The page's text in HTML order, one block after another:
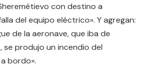
con destino a
del equipo eléctrico». Y agregan:
de la aeronave, que iba de
se produjo un incendio del
bordo».